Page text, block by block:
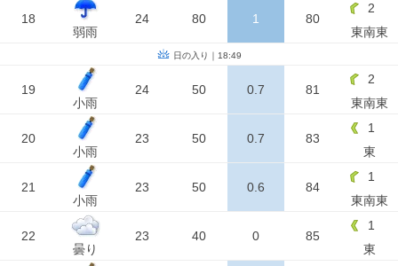
18
弱雨
24 80 1 80
2
東南東
日の入り｜18:49
19
小雨
24 50 0.7 81
2
東南東
20
小雨
23 50 0.7 83
1
東
21
小雨
23 50 0.6 84
1
東南東
22
曇り
23 40 0 85
1
東